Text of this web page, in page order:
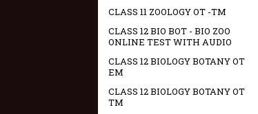
CLASS 11 ZOOLOGY OT -TM
CLASS 12 BIO BOT - BIO ZOO
ONLINE TEST WITH AUDIO
CLASS 12 BIOLOGY BOTANY OT
EM
CLASS 12 BIOLOGY BOTANY OT
TM